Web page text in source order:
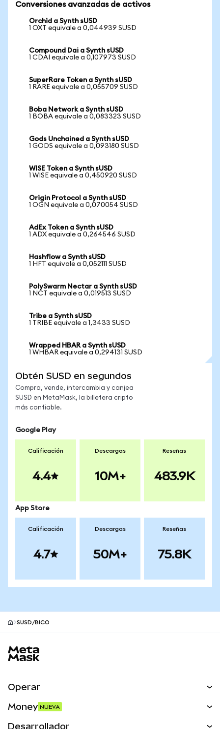
Conversiones avanzadas de activos
Orchid a Synth sUSD
1 OXT equivale a 0,044939 SUSD
Compound Dai a Synth sUSD
1 CDAI equivale a 0,107973 SUSD
SuperRare Token a Synth sUSD
1 RARE equivale a 0,055709 SUSD
Boba Network a Synth sUSD
1 BOBA equivale a 0,083323 SUSD
Gods Unchained a Synth sUSD
1 GODS equivale a 0,093180 SUSD
WISE Token a Synth sUSD
1 WISE equivale a 0,450920 SUSD
Origin Protocol a Synth sUSD
1 OGN equivale a 0,070054 SUSD
AdEx Token a Synth sUSD
1 ADX equivale a 0,264546 SUSD
Hashflow a Synth sUSD
1 HFT equivale a 0,052111 SUSD
PolySwarm Nectar a Synth sUSD
1 NCT equivale a 0,019513 SUSD
Tribe a Synth sUSD
1 TRIBE equivale a 1,3433 SUSD
Wrapped HBAR a Synth sUSD
1 WHBAR equivale a 0,294131 SUSD
Obtén SUSD en segundos
Compra, vende, intercambia y canjea
SUSD en MetaMask, la billetera cripto
más confiable.
Google Play
Calificación
4.4
Descargas
10M+
Reseñas
483.9K
App Store
Calificación
4.7
Descargas
50M+
Reseñas
75.8K
SUSD/BICO
Operar
Money NUEVA
Desarrollador